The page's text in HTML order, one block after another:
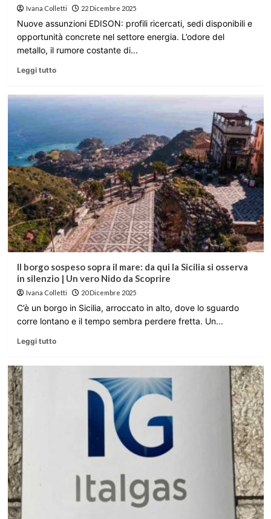
Ivana Colletti 22 Dicembre 2025
Nuove assunzioni EDISON: profili ricercati, sedi disponibili e
opportunità concrete nel settore energia. L’odore del
metallo, il rumore costante di...
Leggi tutto
Il borgo sospeso sopra il mare: da qui la Sicilia si osserva
in silenzio | Un vero Nido da Scoprire
Ivana Colletti 20 Dicembre 2025
C’è un borgo in Sicilia, arroccato in alto, dove lo sguardo
corre lontano e il tempo sembra perdere fretta. Un...
Leggi tutto